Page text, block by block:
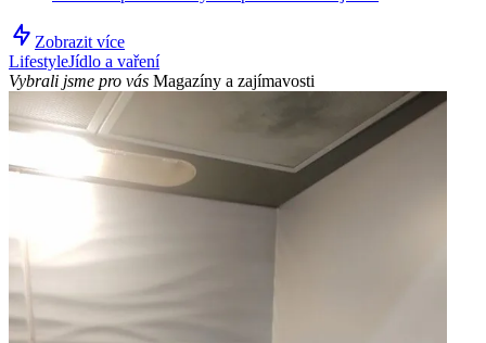
Zobrazit více
LifestyleJídlo a vaření
Vybrali jsme pro vás Magazíny a zajímavosti